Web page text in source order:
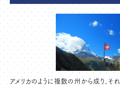
アメリカのように複数の州から成り、